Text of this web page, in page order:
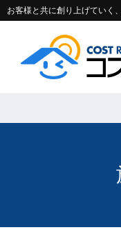
お客様と共に創り上げていく